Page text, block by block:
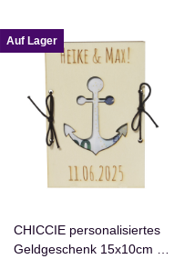
Auf Lager
CHICCIE personalisiertes
Geldgeschenk 15x10cm zu